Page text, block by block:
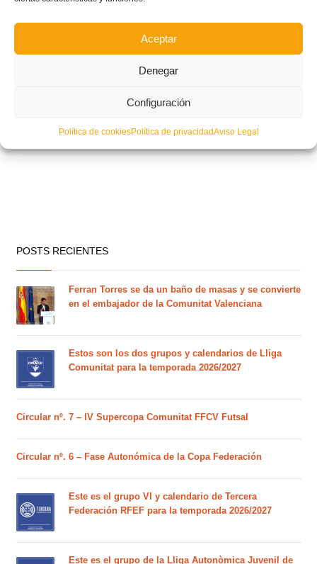
Aceptar
Denegar
Configuración
Política de cookiesPolítica de privacidadAviso Legal
POSTS RECIENTES
Ferran Torres se da un baño de masas y se convierte
en el embajador de la Comunitat Valenciana
Estos son los dos grupos y calendarios de Lliga
Comunitat para la temporada 2026/2027
Circular nº. 7 – IV Supercopa Comunitat FFCV Futsal
Circular nº. 6 – Fase Autonómica de la Copa Federación
Este es el grupo VI y calendario de Tercera
Federación RFEF para la temporada 2026/2027
Este es el grupo de la Lliga Autonòmica Juvenil de